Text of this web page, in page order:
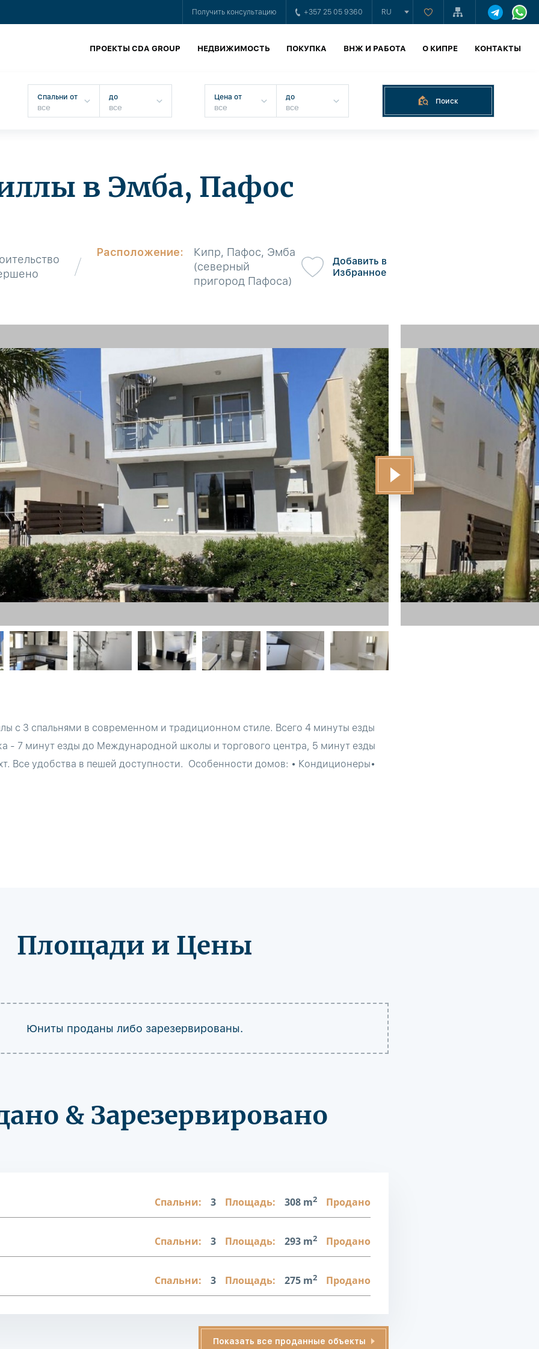
Получить консультацию +357 25 05 9360 RU
ПРОЕКТЫ CDA GROUP НЕДВИЖИМОСТЬ ПОКУПКА ВНЖ И РАБОТА О КИПРЕ КОНТАКТЫ
Спальни от до Цена от до Поиск
в Эмба, Пафос
Расположение:
Кипр, Пафос, Эмба
(северный
пригород Пафоса)
Добавить в
Избранное
с 3 спальнями в современном и традиционном стиле. Всего 4 минуты езды
- 7 минут езды до Международной школы и торгового центра, 5 минут езды
Все удобства в пешей доступности. Особенности домов: • Кондиционеры•
Площади и Цены
Юниты проданы либо зарезервированы.
& Зарезервировано
Спальни: 3 Площадь: 308 m2 Продано
Спальни: 3 Площадь: 293 m2 Продано
Спальни: 3 Площадь: 275 m2 Продано
Показать все проданные объекты